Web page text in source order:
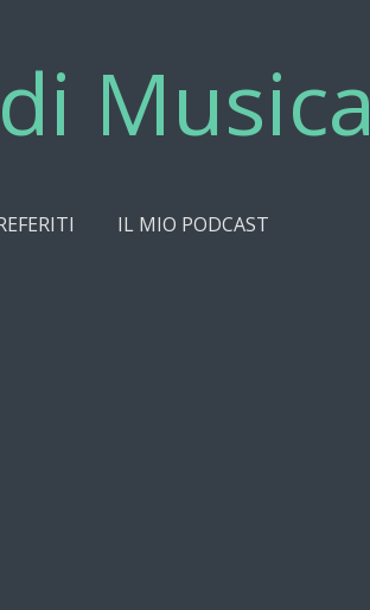
Musica
IL MIO PODCAST